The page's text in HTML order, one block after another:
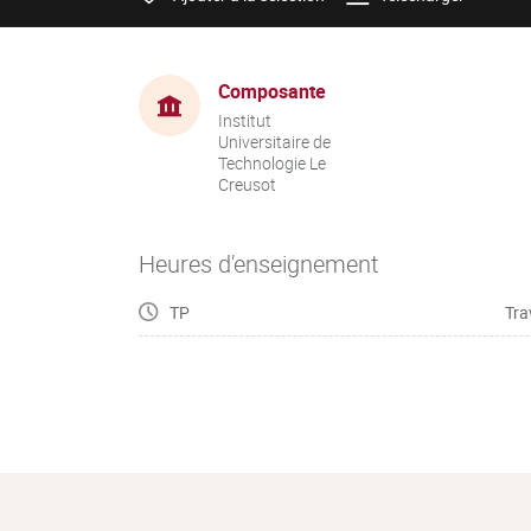
Composante
Institut
Universitaire de
Technologie Le
Creusot
Heures d'enseignement
TP